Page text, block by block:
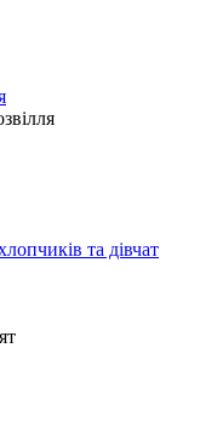
та дівчат